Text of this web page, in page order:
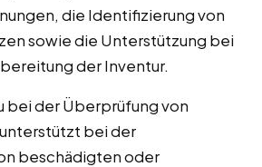
die Identifizierung von
sowie die Unterstützung bei
der Inventur.
bei der Überprüfung von
bei der
beschädigten oder